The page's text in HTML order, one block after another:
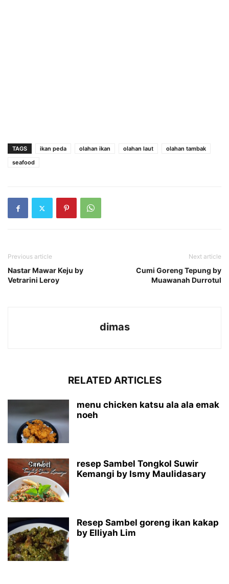
TAGS ikan peda olahan ikan olahan laut
olahan tambak
seafood
Previous article
Nastar Mawar Keju by
Vetrarini Leroy
Next article
Cumi Goreng Tepung by
Muawanah Durrotul
dimas
RELATED ARTICLES
menu chicken katsu ala ala emak
noeh
resep Sambel Tongkol Suwir
Kemangi by Ismy Maulidasary
Resep Sambel goreng ikan kakap
by Elliyah Lim